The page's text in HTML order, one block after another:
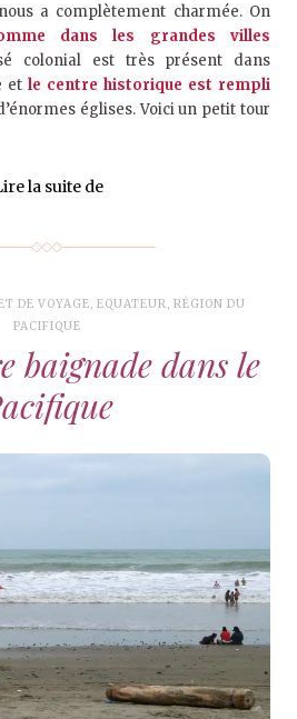
a complètement charmée. On
dans les grandes villes
colonial est très présent dans
et le centre historique est rempli
églises. Voici un petit tour
la suite de
DE VOYAGE, EQUATEUR,RÉGION DU
PACIFIQUE
baignade dans le